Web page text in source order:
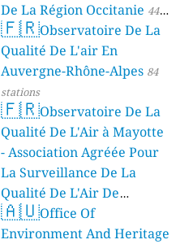
De La Région Occitanie 44
stations
🇫🇷Observatoire De La
Qualité De L'air En
Auvergne-Rhône-Alpes 84
stations
🇫🇷Observatoire De La
Qualité De L'Air à Mayotte
- Association Agréée Pour
La Surveillance De La
Qualité De L'Air De
Mayotte 4 stations
🇦🇺Office Of
Environment And Heritage